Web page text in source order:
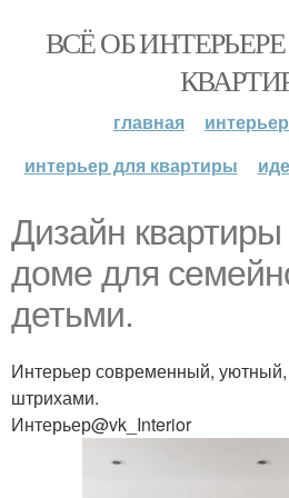
ВСЁ ОБ
главная
интерьер для квартиры
Дизайн
доме для
детьми.
Интерьер современный,
штрихами.
Интерьер@vk_Interior